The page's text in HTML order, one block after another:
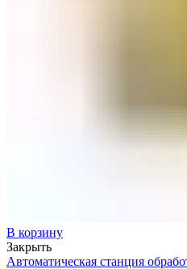
В корзину
Закрыть
Автоматическая станция